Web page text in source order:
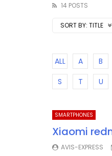
14 POSTS
SORT BY: TITLE
ALL A B
S
T U
SMARTPHONES
Xiaomi
AVIS-EXPRESS